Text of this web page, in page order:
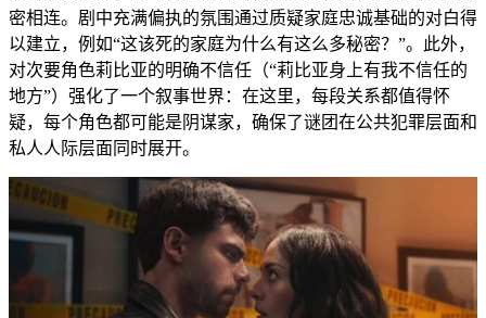
密相连。剧中充满偏执的氛围通过质疑家庭忠诚基础的对白得
以建立，例如“这该死的家庭为什么有这么多秘密？”。此外，
对次要角色莉比亚的明确不信任（“莉比亚身上有我不信任的
地方”）强化了一个叙事世界：在这里，每段关系都值得怀
疑，每个角色都可能是阴谋家，确保了谜团在公共犯罪层面和
私人人际层面同时展开。